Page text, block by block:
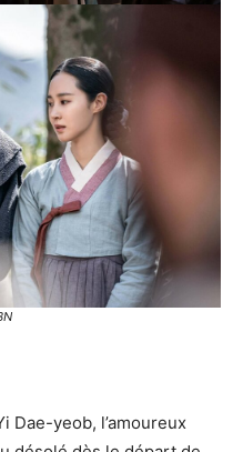
Dae-yeob, l’amoureux